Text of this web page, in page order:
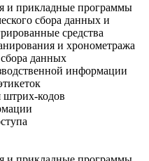
и прикладные программы
сбора данных и
средства
и хронометража
данных
информации
кодов